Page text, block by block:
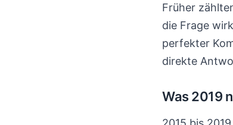
Früher
die Frage
perfekter
direkte
Was 2019